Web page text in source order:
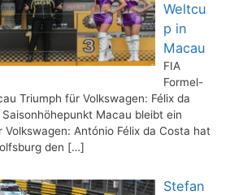
Weltcu
p in
Macau
FIA
Formel-
Triumph für Volkswagen: Félix da
Macau bleibt ein
António Félix da Costa hat
den […]
Stefan